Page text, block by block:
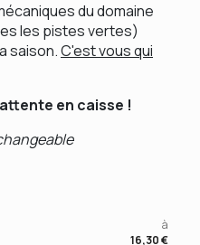
du domaine
les pistes vertes)
saison.C'est vous qui
en caisse !
à
16,30 €